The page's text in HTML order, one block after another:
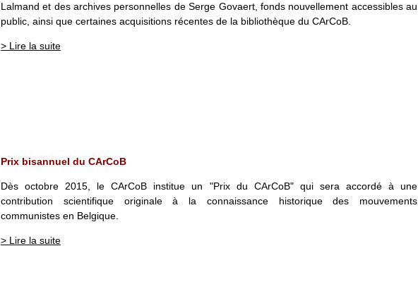
Lalmand et des archives personnelles de Serge Govaert, fonds nouvellement accessibles au
public, ainsi que certaines acquisitions récentes de la bibliothèque du CArCoB.
> Lire la suite
Prix bisannuel du CArCoB
Dès octobre 2015, le CArCoB institue un "Prix du CArCoB" qui sera accordé à une
contribution scientifique originale à la connaissance historique des mouvements
communistes en Belgique.
> Lire la suite